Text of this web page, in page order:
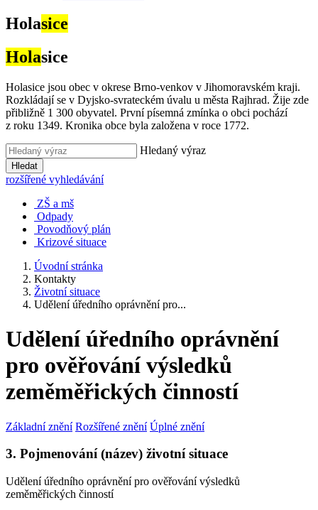
Holasice
Holasice
Holasice jsou obec v okrese Brno-venkov v Jihomoravském kraji.
Rozkládají se v Dyjsko-svrateckém úvalu u města Rajhrad. Žije zde
přibližně 1 300 obyvatel. První písemná zmínka o obci pochází
z roku 1349. Kronika obce byla založena v roce 1772.
Hledaný výraz
Hledat
rozšířené vyhledávání
ZŠ a mš
Odpady
Povodňový plán
Krizové situace
Úvodní stránka
Kontakty
Životní situace
Udělení úředního oprávnění pro...
Udělení úředního oprávnění
pro ověřování výsledků
zeměměřických činností
Základní znění Rozšířené znění Úplné znění
3. Pojmenování (název) životní situace
Udělení úředního oprávnění pro ověřování výsledků
zeměměřických činností